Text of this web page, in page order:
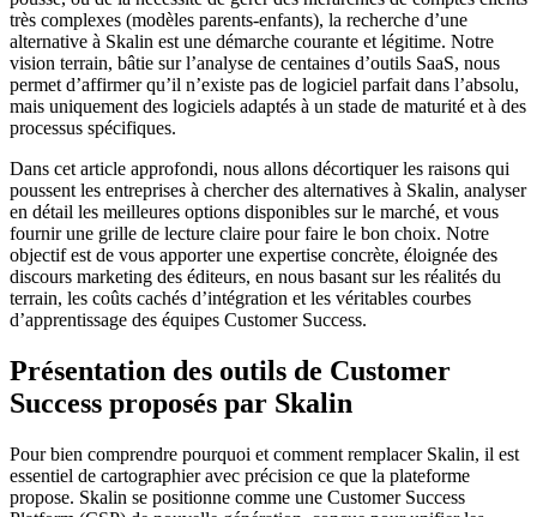
très complexes (modèles parents-enfants), la recherche d’une
alternative à Skalin est une démarche courante et légitime. Notre
vision terrain, bâtie sur l’analyse de centaines d’outils SaaS, nous
permet d’affirmer qu’il n’existe pas de logiciel parfait dans l’absolu,
mais uniquement des logiciels adaptés à un stade de maturité et à des
processus spécifiques.
Dans cet article approfondi, nous allons décortiquer les raisons qui
poussent les entreprises à chercher des alternatives à Skalin, analyser
en détail les meilleures options disponibles sur le marché, et vous
fournir une grille de lecture claire pour faire le bon choix. Notre
objectif est de vous apporter une expertise concrète, éloignée des
discours marketing des éditeurs, en nous basant sur les réalités du
terrain, les coûts cachés d’intégration et les véritables courbes
d’apprentissage des équipes Customer Success.
Présentation des outils de Customer
Success proposés par Skalin
Pour bien comprendre pourquoi et comment remplacer Skalin, il est
essentiel de cartographier avec précision ce que la plateforme
propose. Skalin se positionne comme une Customer Success